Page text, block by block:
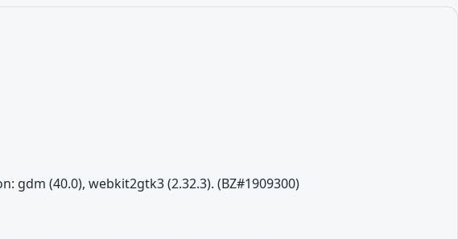
gdm (40.0), webkit2gtk3 (2.32.3). (BZ#1909300)